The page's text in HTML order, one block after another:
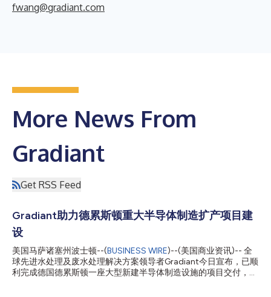
fwang@gradiant.com
More News From
Gradiant
Get RSS Feed
Gradiant助力德累斯顿重大半导体制造扩产项目建
设
美国马萨诸塞州波士顿--(BUSINESS WIRE)--(美国商业资讯)-- 全
球先进水处理及废水处理解决方案领导者Gradiant今日宣布，已顺
利完成德国德累斯顿一座大型新建半导体制造设施的项目交付，进